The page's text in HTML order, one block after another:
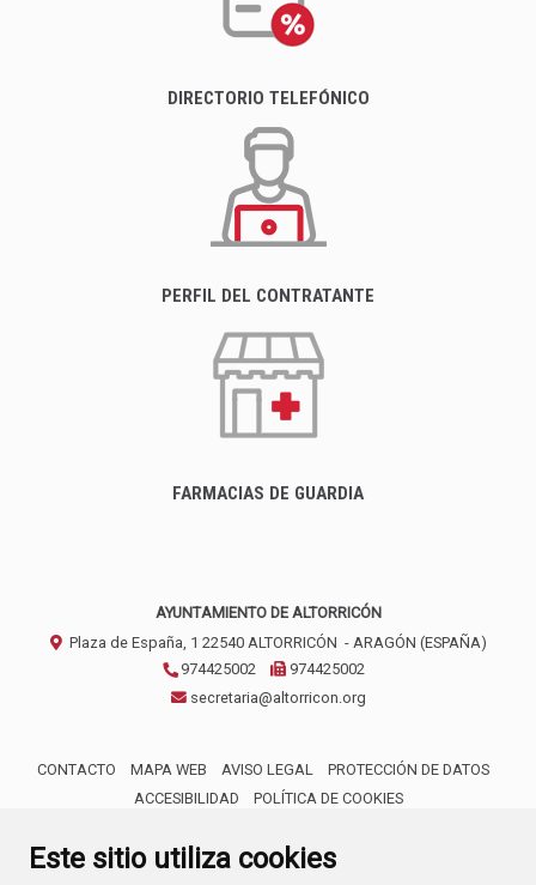
Este sitio utiliza cookies
DIRECTORIO TELEFÓNICO
PERFIL DEL CONTRATANTE
FARMACIAS DE GUARDIA
AYUNTAMIENTO DE ALTORRICÓN
Plaza de España, 1 22540 ALTORRICÓN - ARAGÓN (ESPAÑA)
974425002
974425002
secretaria@altorricon.org
CONTACTO MAPA WEB AVISO LEGAL
PROTECCIÓN DE DATOS
ACCESIBILIDAD
POLÍTICA DE COOKIES